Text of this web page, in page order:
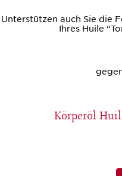
Unterstützen auch Sie die
Ihres Huile
Körperöl